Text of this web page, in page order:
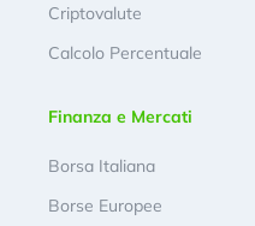
Criptovalute
Calcolo Percentuale
Finanza e Mercati
Borsa Italiana
Borse Europee